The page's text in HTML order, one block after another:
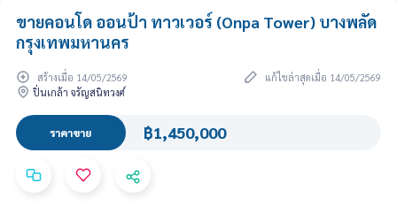
ขายคอนโด ออนป้า ทาวเวอร์ (Onpa Tower) บางพลัด
กรุงเทพมหานคร
สร้างเมื่อ 14/05/2569
แก้ไขล่าสุดเมื่อ 14/05/2569
ปิ่นเกล้า จรัญสนิทวงศ์
ราคาขาย ฿1,450,000